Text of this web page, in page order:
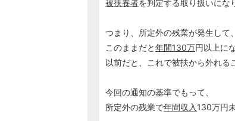
被扶養者を判定する取り扱いにな
つまり、所定外の残業が発生して、
このままだと年間130万円以上に
以前だと、これで被扶から外れる
今回の通知の基準でもって、
所定外の残業で年間収入 130万円